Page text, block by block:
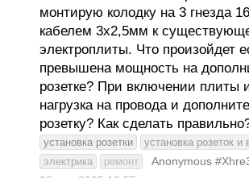
монтирую колодку на 3 гнезда
кабелем 3х2,5мм к
электроплиты. Что произойдет
превышена мощность на
розетке? При включении плиты
нагрузка на провода и
розетку? Как сделать
установка розетки
установка розеток
электрика
ремонт
Anonymous